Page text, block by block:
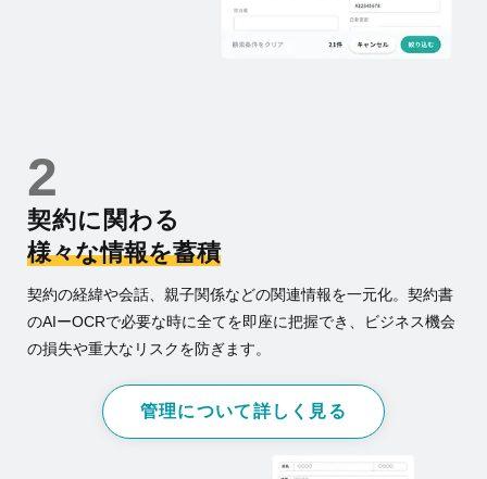
2
契約に関わる
様々な情報を蓄積
契約の経緯や会話、親子関係などの関連情報を一元化。契約書
のAIーOCRで必要な時に全てを即座に把握でき、ビジネス機会
の損失や重大なリスクを防ぎます。
管理について詳しく見る